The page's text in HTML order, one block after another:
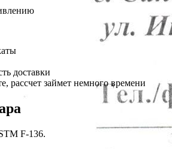
доставки
рассчет займет немного времени
F-136.